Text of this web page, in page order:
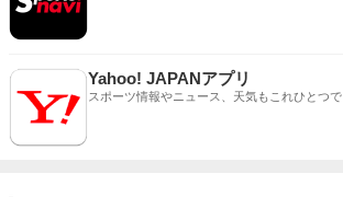
Yahoo! JAPANアプリ
スポーツ情報やニュース、天気もこれひとつで